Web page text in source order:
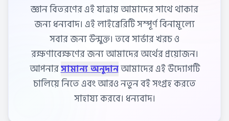
জ্ঞান বিতরণের এই যাত্রায় আমাদের সাথে থাকার
জন্য ধন্যবাদ। এই লাইব্রেরিটি সম্পূর্ণ বিনামূল্যে
সবার জন্য উন্মুক্ত। তবে সার্ভার খরচ ও
রক্ষণাবেক্ষণের জন্য আমাদের অর্থের প্রয়োজন।
আপনার
সামান্য অনুদানআমাদের এই উদ্যোগটি
চালিয়ে নিতে এবং আরও নতুন বই সংগ্রহ করতে
সাহায্য করবে। ধন্যবাদ।